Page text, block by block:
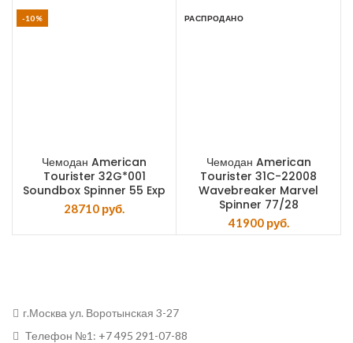
-10%
Чемодан American
Tourister 32G*001
Soundbox Spinner 55 Exp
28710 руб.
РАСПРОДАНО
Чемодан American
Tourister 31C-22008
Wavebreaker Marvel
Spinner 77/28
41900руб.
г.Москва ул. Воротынская 3-27
Телефон №1: +7 495 291-07-88